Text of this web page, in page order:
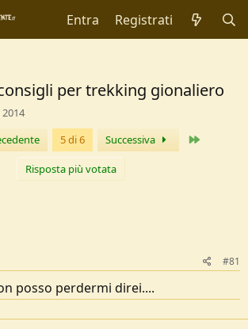
Entra Registrati
per trekking gionaliero
5 di 6 Successiva
Risposta più votata
#81
posso perdermi direi....